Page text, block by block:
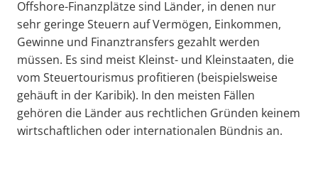
Offshore-Finanzplätze sind Länder, in denen nur
sehr geringe Steuern auf Vermögen, Einkommen,
Gewinne und Finanztransfers gezahlt werden
müssen. Es sind meist Kleinst- und Kleinstaaten, die
vom Steuertourismus profitieren (beispielsweise
gehäuft in der Karibik). In den meisten Fällen
gehören die Länder aus rechtlichen Gründen keinem
wirtschaftlichen oder internationalen Bündnis an.